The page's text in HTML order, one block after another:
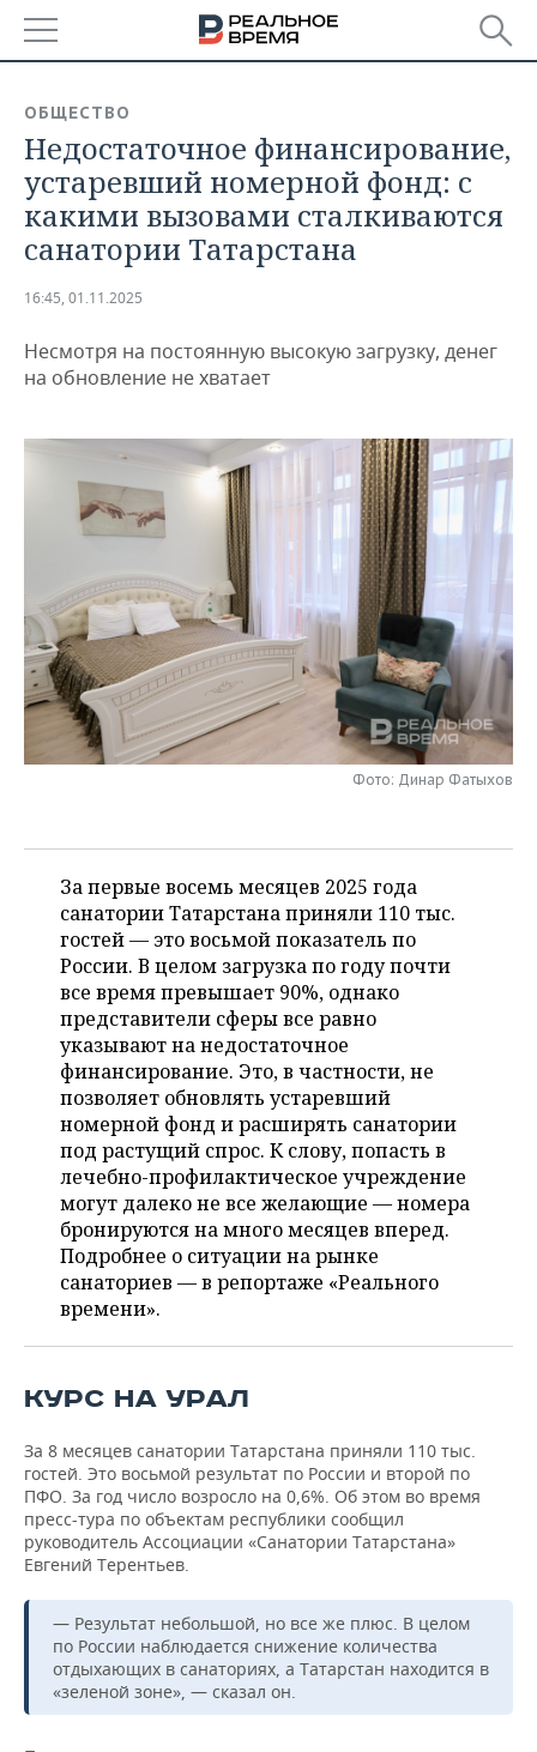
БАШКОРТОСТАН
ТАТАРСТАН
УДМУРТИЯ
НОВОСТИ
АНАЛИТИКА
НОВОСТИ АНАЛИТИКИ
ДЕКЛАРАЦИИ О ДОХОДАХ
КОРОЛИ ГОСЗАКАЗА ПФО
КОМУ ПРИНАДЛЕЖАТ
ТОРГОВЫЕ ЦЕНТРЫ
ТАТАРСТАНА
ЭКОНОМИКА
НОВОСТИ ЭКОНОМИКИ
ФИНАНСЫ
ИНВЕСТИЦИИ
ПРОМЫШЛЕННОСТЬ
НОВОСТИ
ПРОМЫШЛЕННОСТИ
АГРОПРОМ
МАШИНОСТРОЕНИЕ
НЕФТЕХИМИЯ
НЕФТЬ
ОПК
ЭНЕРГЕТИКА
НЕДВИЖИМОСТЬ
НОВОСТИ БИЗНЕСА
РОЗНИЧНАЯ ТОРГОВЛЯ
ТРАНСПОРТ
УСЛУГИ
ТЕХНОЛОГИИ
НОВОСТИ ТЕХНОЛОГИЙ
IT
МЕДИА
ТЕЛЕКОММУНИКАЦИИ
МЕРОПРИЯТИЯ
НОВОСТИ МЕРОПРИЯТИЙ
ВЫЕЗДНАЯ РЕДАКЦИЯ
БИЗНЕС-БРАНЧИ
ОТКРЫТАЯ ЛЕКЦИЯ
СПОРТ
НОВОСТИ СПОРТА
ФУТБОЛ
БАСКЕТБОЛ
ВОЛЕЙБОЛ
КИБЕРСПОРТ
ФИГУРНОЕ КАТАНИЕ
ВОДНЫЕ ВИДЫ СПОРТА
ХОККЕЙ С МЯЧОМ
ОБЩЕСТВО
НОВОСТИ ОБЩЕСТВА
ИНФРАСТРУКТУРА
ИСТОРИЯ
КУЛЬТУРА
МЕДИЦИНА
ОБРАЗОВАНИЕ
ПРОИСШЕСТВИЯ
ФОТОГАЛЕРЕЯ
СПИСОК ПЕРСОН
СПИСОК КОМПАНИЙ
ПОЛНАЯ ВЕРСИЯ
ОБЩЕСТВО
Недостаточное финансирование,
устаревший номерной фонд: с
какими вызовами сталкиваются
санатории Татарстана
16:45, 01.11.2025
Несмотря на постоянную высокую загрузку, денег
на обновление не хватает
Фото: Динар Фатыхов
За первые восемь месяцев 2025 года
санатории Татарстана приняли 110 тыс.
гостей — это восьмой показатель по
России. В целом загрузка по году почти
все время превышает 90%, однако
представители сферы все равно
указывают на недостаточное
финансирование. Это, в частности, не
позволяет обновлять устаревший
номерной фонд и расширять санатории
под растущий спрос. К слову, попасть в
лечебно-профилактическое учреждение
могут далеко не все желающие — номера
бронируются на много месяцев вперед.
Подробнее о ситуации на рынке
санаториев — в репортаже «Реального
времени».
КУРС НА УРАЛ
За 8 месяцев санатории Татарстана приняли 110 тыс.
гостей. Это восьмой результат по России и второй по
ПФО. За год число возросло на 0,6%. Об этом во время
пресс-тура по объектам республики сообщил
руководитель Ассоциации «Санатории Татарстана»
Евгений Терентьев.
— Результат небольшой, но все же плюс. В целом
по России наблюдается снижение количества
отдыхающих в санаториях, а Татарстан находится в
«зеленой зоне», — сказал он.